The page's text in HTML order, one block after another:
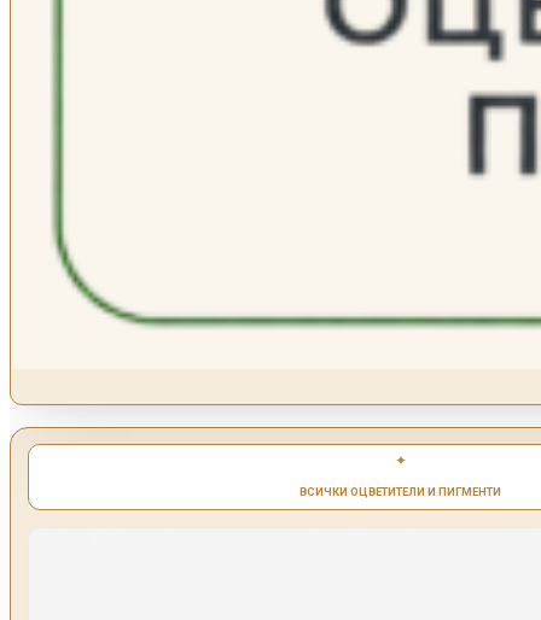
✦
ВСИЧКИ ОЦВЕТИТЕЛИ И ПИГМЕНТИ